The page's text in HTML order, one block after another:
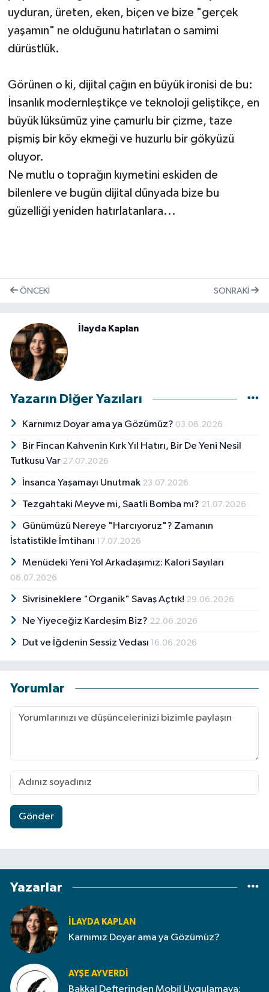
uyduran, üreten, eken, biçen ve bize "gerçek
yaşamın" ne olduğunu hatırlatan o samimi
dürüstlük.
Görünen o ki, dijital çağın en büyük ironisi de bu:
İnsanlık modernleştikçe ve teknoloji geliştikçe, en
büyük lüksümüz yine çamurlu bir çizme, taze
pişmiş bir köy ekmeği ve huzurlu bir gökyüzü
oluyor.
Ne mutlu o toprağın kıymetini eskiden de
bilenlere ve bugün dijital dünyada bize bu
güzelliği yeniden hatırlatanlara...
ÖNCEKI SONRAKI
İlayda Kaplan
Yazarın Diğer Yazıları
Karnımız Doyar ama ya Gözümüz? 03.08.2026
Bir Fincan Kahvenin Kırk Yıl Hatırı, Bir De Yeni Nesil
Tutkusu Var 27.07.2026
İnsanca Yaşamayı Unutmak 23.07.2026
Tezgahtaki Meyve mi, Saatli Bomba mı? 21.07.2026
Günümüzü Nereye "Harcıyoruz"? Zamanın
İstatistikle İmtihanı 17.07.2026
Menüdeki Yeni Yol Arkadaşımız: Kalori Sayıları
06.07.2026
Sivrisineklere "Organik" Savaş Açtık! 29.06.2026
Ne Yiyeceğiz Kardeşim Biz? 22.06.2026
Dut ve İğdenin Sessiz Vedası 16.06.2026
Yorumlar
Gönder
Yazarlar
İLAYDA KAPLAN
Karnımız Doyar ama ya Gözümüz?
AYŞE AYVERDI
Bakkal Defterinden Mobil Uygulamaya: